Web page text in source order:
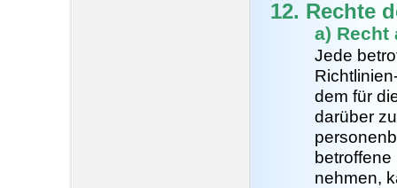
12. Rechte
a) Recht
Jede
dem für
darüber
nehmen,